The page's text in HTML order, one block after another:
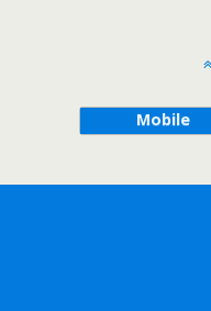
Mobile